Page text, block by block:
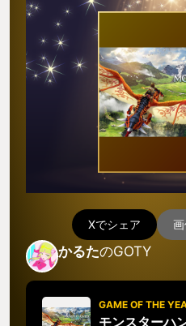
Xでシェア
かるたのGOTY
GAME OF THE
モンスターハ